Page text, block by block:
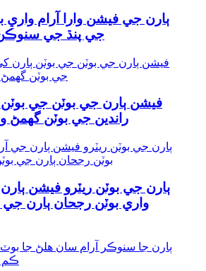
ٻارن جي فيشن وارا آرام واري
جي پنڌ ​​​​جي
فيشن ٻارن جي بوٽن جي
راندين جي بوٽن گھمڻ
ٻارن جي بوٽن ريٽرو فيشن
واري بوٽن رجحان ٻارن